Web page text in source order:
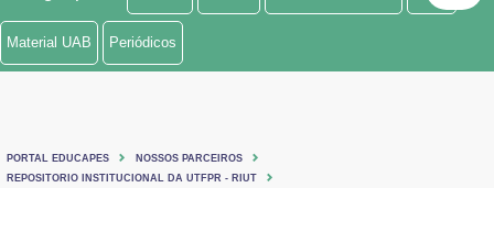
Ministério de Minas e Energia
Ministério do Turismo
Material UAB Periódicos
PORTAL EDUCAPES
NOSSOS PARCEIROS
REPOSITORIO INSTITUCIONAL DA UTFPR - RIUT